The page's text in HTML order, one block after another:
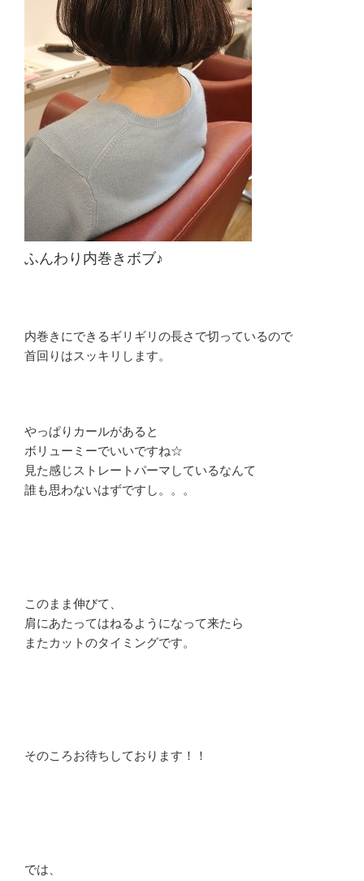
ふんわり内巻きボブ♪
内巻きにできるギリギリの長さで切っているので
首回りはスッキリします。
やっぱりカールがあると
ボリューミーでいいですね☆
見た感じストレートパーマしているなんて
誰も思わないはずですし。。。
このまま伸びて、
肩にあたってはねるようになって来たら
またカットのタイミングです。
そのころお待ちしております！！
では、